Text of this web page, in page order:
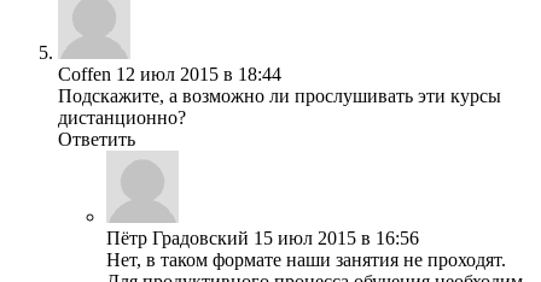
Coffen 12 июл 2015 в 18:44
Подскажите, а возможно ли прослушивать эти курсы
дистанционно?
Ответить
Пётр Градовский 15 июл 2015 в 16:56
Нет, в таком формате наши занятия не проходят.